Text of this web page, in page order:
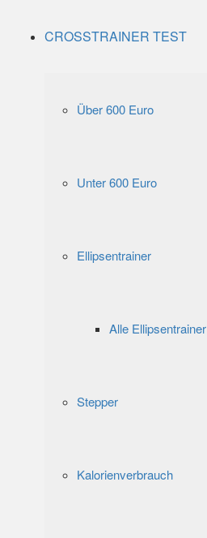
CROSSTRAINER TEST
Über 600 Euro
Unter 600 Euro
Ellipsentrainer
Alle Ellipsentrainer
Stepper
Kalorienverbrauch